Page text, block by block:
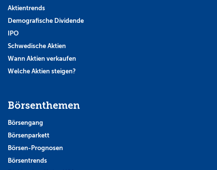
Aktientrends
Demografische Dividende
IPO
Schwedische Aktien
Wann Aktien verkaufen
Welche Aktien steigen?
Börsenthemen
Börsengang
Börsenparkett
Börsen-Prognosen
Börsentrends